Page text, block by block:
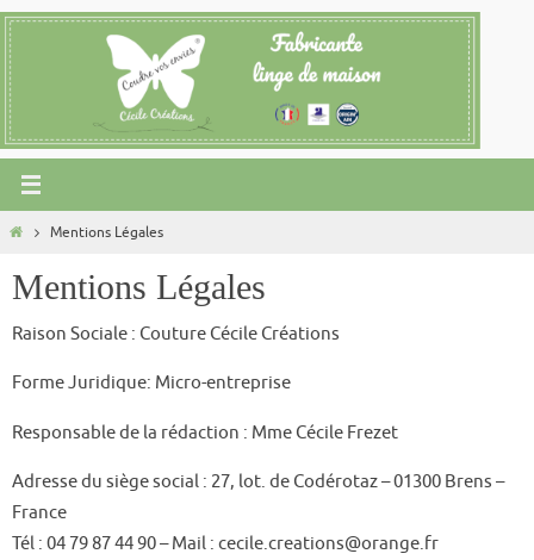
Passer
vers
le
contenu
HomeMentions Légales
Mentions Légales
Raison Sociale : Couture Cécile Créations
Forme Juridique: Micro-entreprise
Responsable de la rédaction : Mme Cécile Frezet
Adresse du siège social : 27, lot. de Codérotaz – 01300 Brens –
France
Tél : 04 79 87 44 90 – Mail : cecile.creations@orange.fr